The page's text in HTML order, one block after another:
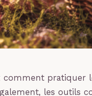
comment pratiquer
les outils